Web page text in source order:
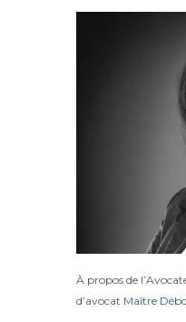
À propos de
d’avocat Maître